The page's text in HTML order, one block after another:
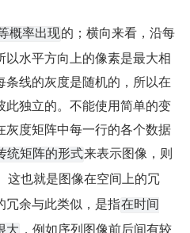
概率出现的；横向来看，沿每
水平方向上的像素是最大相
条线的灰度是随机的，所以在
此独立的。不能使用简单的变
灰度矩阵中每一行的各个数据
统矩阵的形式来表示图像，则
这也就是图像在空间上的冗
冗余与此类似，是指在时间
，例如序列图像前后间有较